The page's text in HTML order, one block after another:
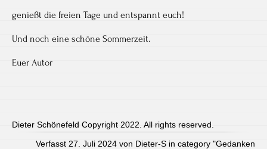
genießt die freien Tage und entspannt euch!
Und noch eine schöne Sommerzeit.
Euer Autor
Dieter Schönefeld Copyright 2022. All rights reserved.
Verfasst 27. Juli 2024 von Dieter-S in category "Gedanken